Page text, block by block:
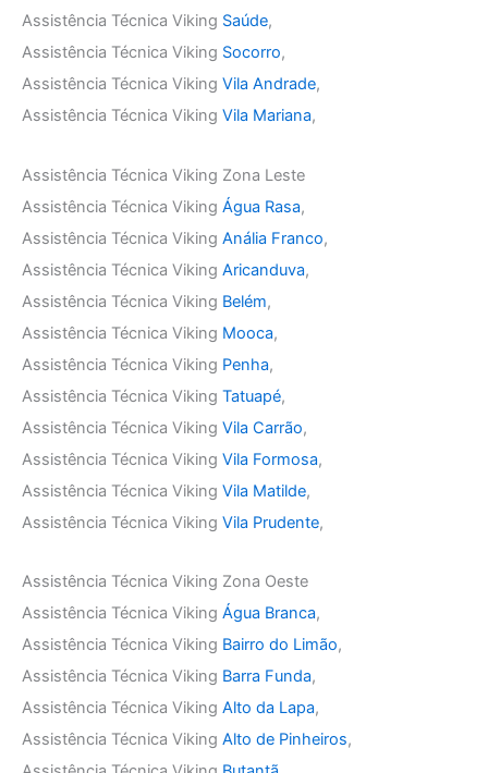
Assistência Técnica Viking Saúde,
Assistência Técnica Viking Socorro,
Assistência Técnica Viking Vila Andrade,
Assistência Técnica Viking Vila Mariana,
Assistência Técnica Viking Zona Leste
Assistência Técnica Viking Água Rasa,
Assistência Técnica Viking Anália Franco,
Assistência Técnica Viking Aricanduva,
Assistência Técnica Viking Belém,
Assistência Técnica Viking Mooca,
Assistência Técnica Viking Penha,
Assistência Técnica Viking Tatuapé,
Assistência Técnica Viking Vila Carrão,
Assistência Técnica Viking Vila Formosa,
Assistência Técnica Viking Vila Matilde,
Assistência Técnica Viking Vila Prudente,
Assistência Técnica Viking Zona Oeste
Assistência Técnica Viking Água Branca,
Assistência Técnica Viking Bairro do Limão,
Assistência Técnica Viking Barra Funda,
Assistência Técnica Viking Alto da Lapa,
Assistência Técnica Viking Alto de Pinheiros,